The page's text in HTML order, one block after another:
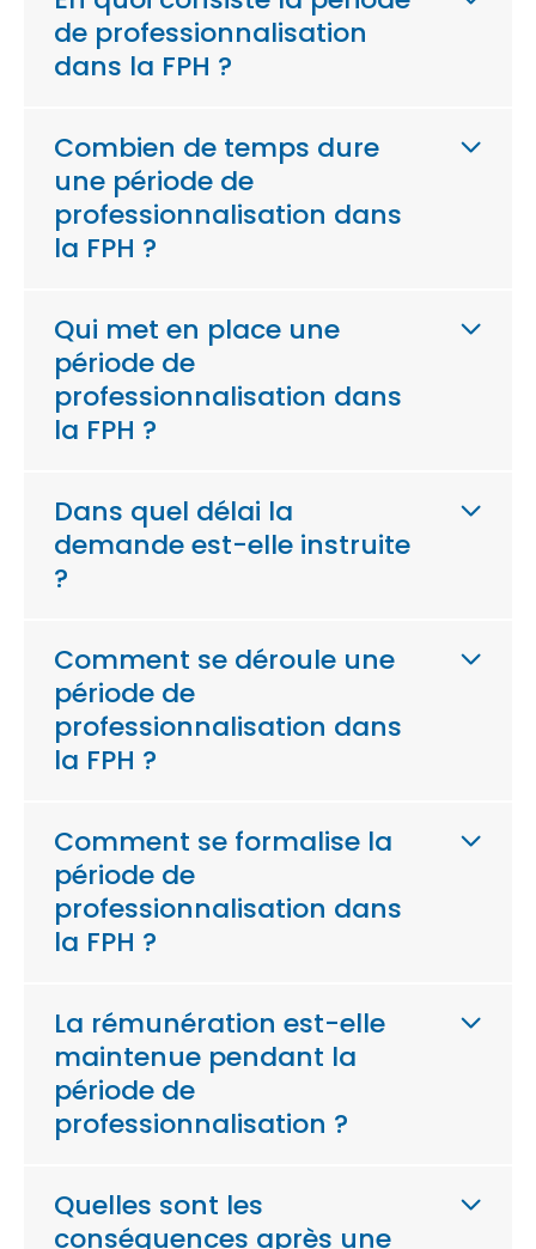
de professionnalisation
dans la FPH ?
Combien de temps dure
une période de
professionnalisation dans
la FPH ?
Qui met en place une
période de
professionnalisation dans
la FPH ?
Dans quel délai la
demande est-elle instruite
?
Comment se déroule une
période de
professionnalisation dans
la FPH ?
Comment se formalise la
période de
professionnalisation dans
la FPH ?
La rémunération est-elle
maintenue pendant la
période de
professionnalisation ?
Quelles sont les
conséquences après une